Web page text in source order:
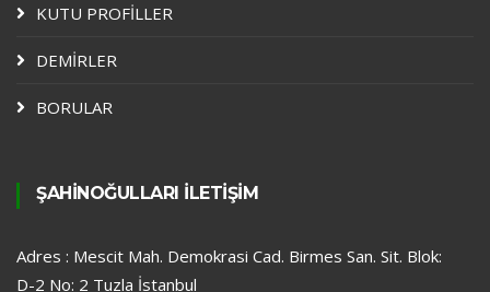
KUTU PROFİLLER
DEMİRLER
BORULAR
ŞAHİNOĞULLARI İLETİŞİM
Adres : Mescit Mah. Demokrasi Cad. Birmes San. Sit. Blok:
D-2 No: 2 Tuzla İstanbul